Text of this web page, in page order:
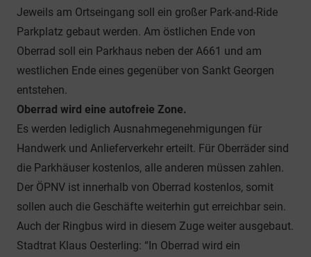
Jeweils am Ortseingang soll ein großer Park-and-Ride
Parkplatz gebaut werden. Am östlichen Ende von
Oberrad soll ein Parkhaus neben der A661 und am
westlichen Ende eines gegenüber von Sankt Georgen
entstehen.
Oberrad wird eine autofreie Zone.
Es werden lediglich Ausnahmegenehmigungen für
Handwerk und Anlieferverkehr erteilt. Für Oberräder sind
die Parkhäuser kostenlos, alle anderen müssen zahlen.
Der ÖPNV ist innerhalb von Oberrad kostenlos, somit
sollen auch die Geschäfte weiterhin gut erreichbar sein.
Auch der Ringbus wird in diesem Zuge weiter ausgebaut.
Stadtrat Klaus Oesterling: “In Oberrad wird ein